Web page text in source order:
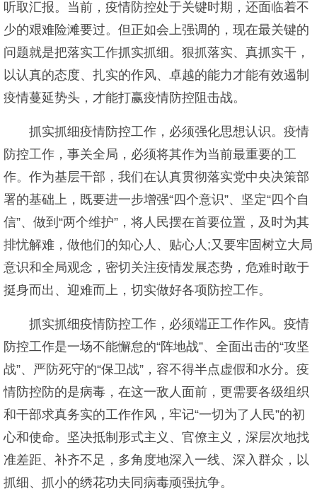
听取汇报。当前，疫情防控处于关键时期，还面临着不
少的艰难险滩要过。但正如会上强调的，现在最关键的
问题就是把落实工作抓实抓细。狠抓落实、真抓实干，
以认真的态度、扎实的作风、卓越的能力才能有效遏制
疫情蔓延势头，才能打赢疫情防控阻击战。
抓实抓细疫情防控工作，必须强化思想认识。疫情
防控工作，事关全局，必须将其作为当前最重要的工
作。作为基层干部，我们在认真贯彻落实党中央决策部
署的基础上，既要进一步增强“四个意识”、坚定“四个自
信”、做到“两个维护”，将人民摆在首要位置，及时为其
排忧解难，做他们的知心人、贴心人;又要牢固树立大局
意识和全局观念，密切关注疫情发展态势，危难时敢于
挺身而出、迎难而上，切实做好各项防控工作。
抓实抓细疫情防控工作，必须端正工作作风。疫情
防控工作是一场不能懈怠的“阵地战”、全面出击的“攻坚
战”、严防死守的“保卫战”，容不得半点虚假和水分。疫
情防控防的是病毒，在这一敌人面前，更需要各级组织
和干部求真务实的工作作风，牢记“一切为了人民”的初
心和使命。坚决抵制形式主义、官僚主义，深层次地找
准差距、补齐不足，多角度地深入一线、深入群众，以
抓细、抓小的绣花功夫同病毒顽强抗争。